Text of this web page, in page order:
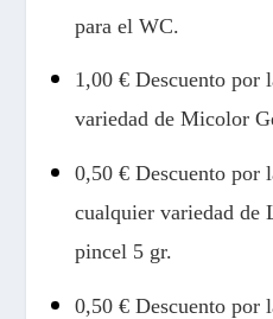
para el WC.
1,00 € Descuento por
variedad de Micolor
0,50 € Descuento por
cualquier variedad de
pincel 5 gr.
0,50 € Descuento por